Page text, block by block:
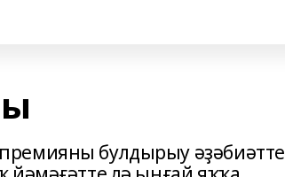
булдырыу әҙәбиәтте